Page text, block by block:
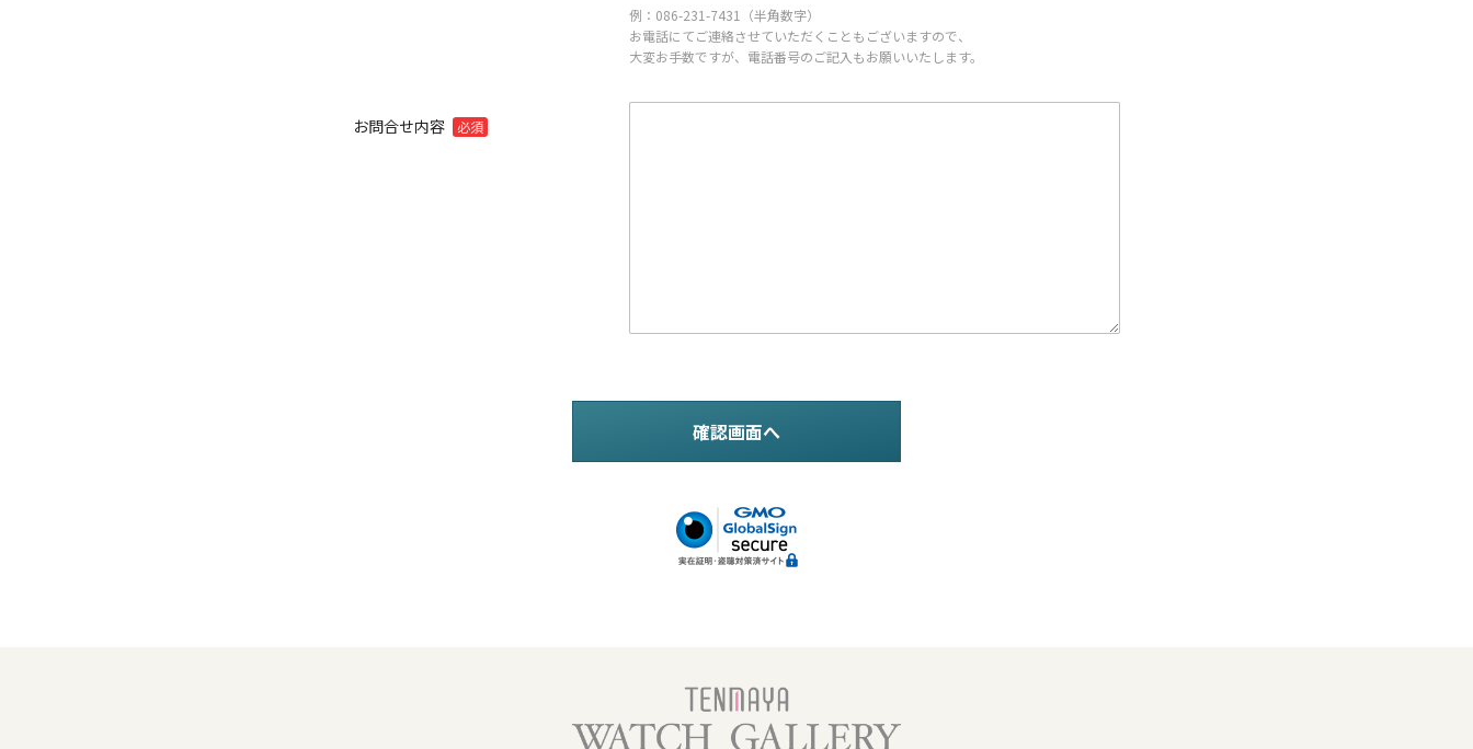
例：086-231-7431（半角数字）
お電話にてご連絡させていただくこともございますので、
大変お手数ですが、電話番号のご記入もお願いいたします。
お問合せ内容 必須